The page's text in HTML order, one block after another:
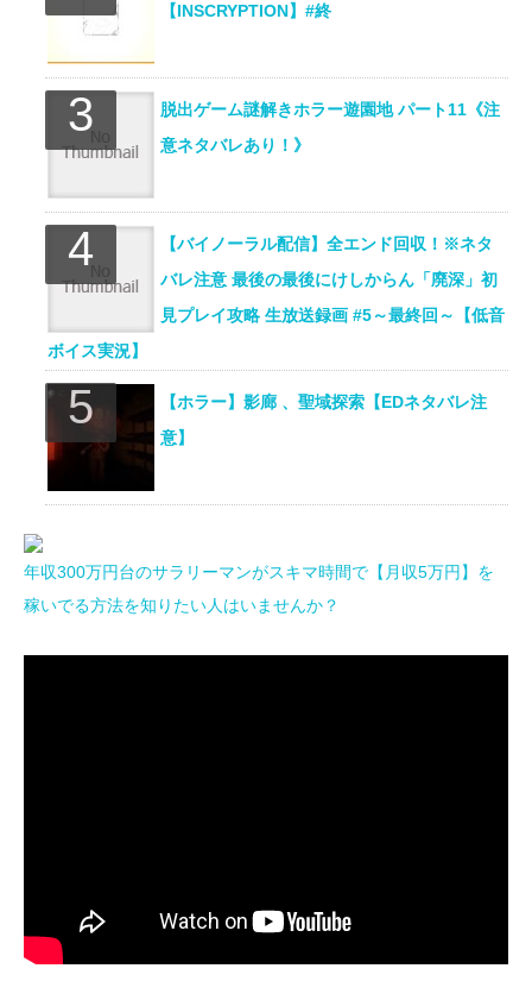
【INSCRYPTION】#終
脱出ゲーム謎解きホラー遊園地 パート11《注
意ネタバレあり！》
【バイノーラル配信】全エンド回収！※ネタ
バレ注意 最後の最後にけしからん「廃深」初
見プレイ攻略 生放送録画 #5～最終回～【低音
ボイス実況】
【ホラー】影廊 、聖域探索【EDネタバレ注
意】
年収300万円台のサラリーマンがスキマ時間で【月収5万円】を
稼いでる方法を知りたい人はいませんか？